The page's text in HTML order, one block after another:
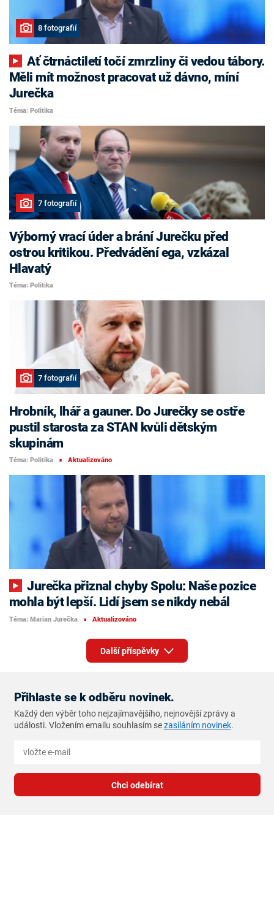
8 fotografií
Ať čtrnáctiletí točí zmrzliny či vedou tábory.
Měli mít možnost pracovat už dávno, míní
Jurečka
Téma: Politika
7 fotografií
Výborný vrací úder a brání Jurečku před
ostrou kritikou. Předvádění ega, vzkázal
Hlavatý
Téma: Politika
7 fotografií
Hrobník, lhář a gauner. Do Jurečky se ostře
pustil starosta za STAN kvůli dětským
skupinám
Téma: Politika ■ Aktualizováno
Jurečka přiznal chyby Spolu: Naše pozice
mohla být lepší. Lidí jsem se nikdy nebál
Téma: Marian Jurečka ■ Aktualizováno
Další příspěvky
Přihlaste se k odběru novinek.
Každý den výběr toho nejzajímavějšího, nejnovější zprávy a
události. Vložením emailu souhlasím sezasíláním novinek.
Chci odebírat